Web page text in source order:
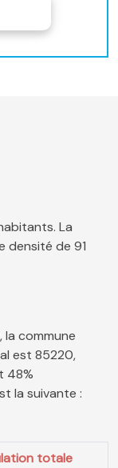
La
densité de 91
commune
est 85220,
48%
la suivante :
totale